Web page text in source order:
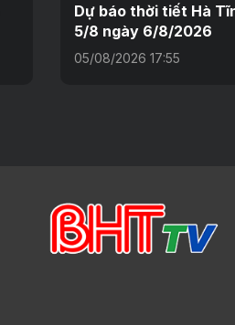
Dự báo thời tiết Hà
5/8 ngày 6/8/2026
05/08/2026 17:55